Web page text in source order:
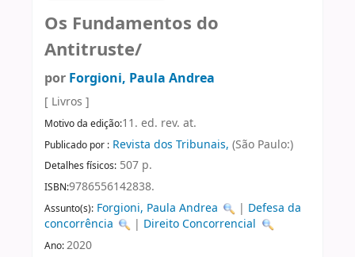
Os Fundamentos do
Antitruste/
por Forgioni, Paula Andrea
[ Livros ]
Motivo da edição:11. ed. rev. at.
Publicado por : Revista dos Tribunais, (São Paulo:)
Detalhes físicos: 507 p.
ISBN:9786556142838.
Assunto(s): Forgioni, Paula Andrea | Defesa da
concorrência
| Direito Concorrencial
Ano:2020